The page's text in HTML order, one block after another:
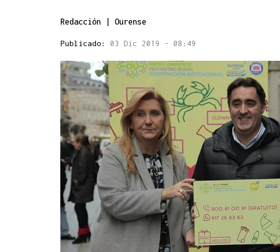
Redacción | Ourense
Publicado: 03 Dic 2019 - 08:49